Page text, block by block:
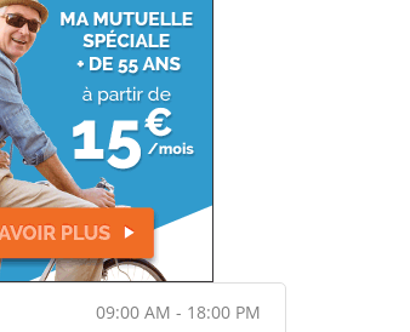
09:00 AM - 18:00 PM